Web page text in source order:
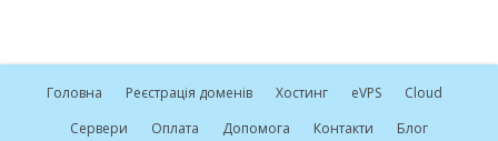
Головна Реєстрація доменів Хостинг eVPS
Cloud
Сервери
Оплата Допомога Контакти Блог